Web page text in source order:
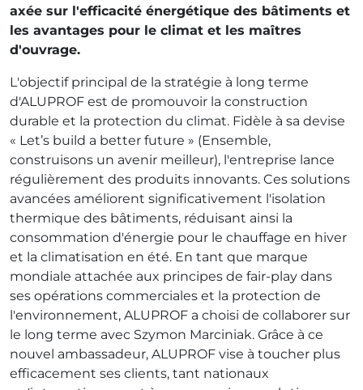
axée sur l'efficacité énergétique des bâtiments et
les avantages pour le climat et les maîtres
d'ouvrage.
L'objectif principal de la stratégie à long terme
d'ALUPROF est de promouvoir la construction
durable et la protection du climat. Fidèle à sa devise
« Let’s build a better future » (Ensemble,
construisons un avenir meilleur), l'entreprise lance
régulièrement des produits innovants. Ces solutions
avancées améliorent significativement l'isolation
thermique des bâtiments, réduisant ainsi la
consommation d'énergie pour le chauffage en hiver
et la climatisation en été. En tant que marque
mondiale attachée aux principes de fair-play dans
ses opérations commerciales et la protection de
l'environnement, ALUPROF a choisi de collaborer sur
le long terme avec Szymon Marciniak. Grâce à ce
nouvel ambassadeur, ALUPROF vise à toucher plus
efficacement ses clients, tant nationaux